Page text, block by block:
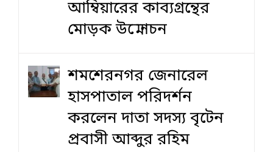
আম্বিয়ারের কাব্যগ্রন্থের
মোড়ক উন্মোচন
শমশেরনগর জেনারেল
হাসপাতাল পরিদর্শন
করলেন দাতা সদস্য বৃটেন
প্রবাসী আব্দুর রহিম